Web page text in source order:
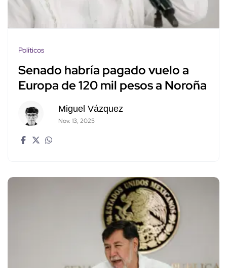
Políticos
Senado habría pagado vuelo a
Europa de 120 mil pesos a Noroña
Miguel Vázquez
Nov. 13, 2025